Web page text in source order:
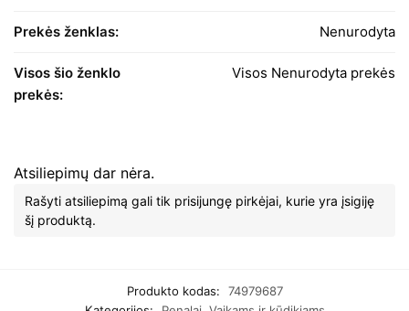
Prekės ženklas: Nenurodyta
Visos šio ženklo
prekės:
Visos Nenurodyta prekės
Atsiliepimų dar nėra.
Rašyti atsiliepimą gali tik prisijungę pirkėjai, kurie yra įsigiję
šį produktą.
Produkto kodas:
74979687